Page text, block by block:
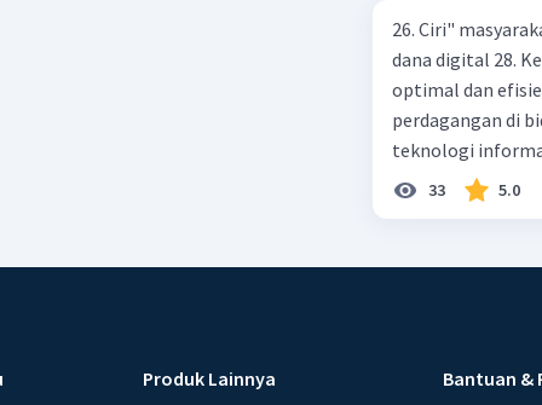
26. Ciri"
dana digital 28.
optimal dan
perdagangan di
teknologi
menggunakan
pembayaran
lembaga OJK 34.
38. Cara
33 5.0
Produk Lainnya Bantuan &